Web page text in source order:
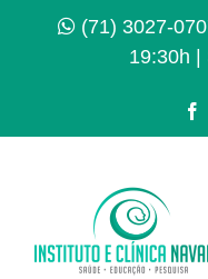
(71) 3027-
19:30h |